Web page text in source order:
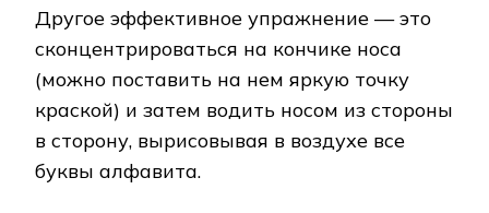
Другое эффективное упражнение — это
сконцентрироваться на кончике носа
(можно поставить на нем яркую точку
краской) и затем водить носом из стороны
в сторону, вырисовывая в воздухе все
буквы алфавита.